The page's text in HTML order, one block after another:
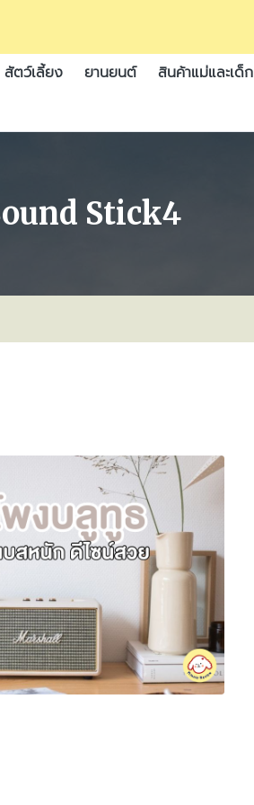
สัตว์เลี้ยง ยานยนต์ สินค้าแม่และเด็ก
Stick4